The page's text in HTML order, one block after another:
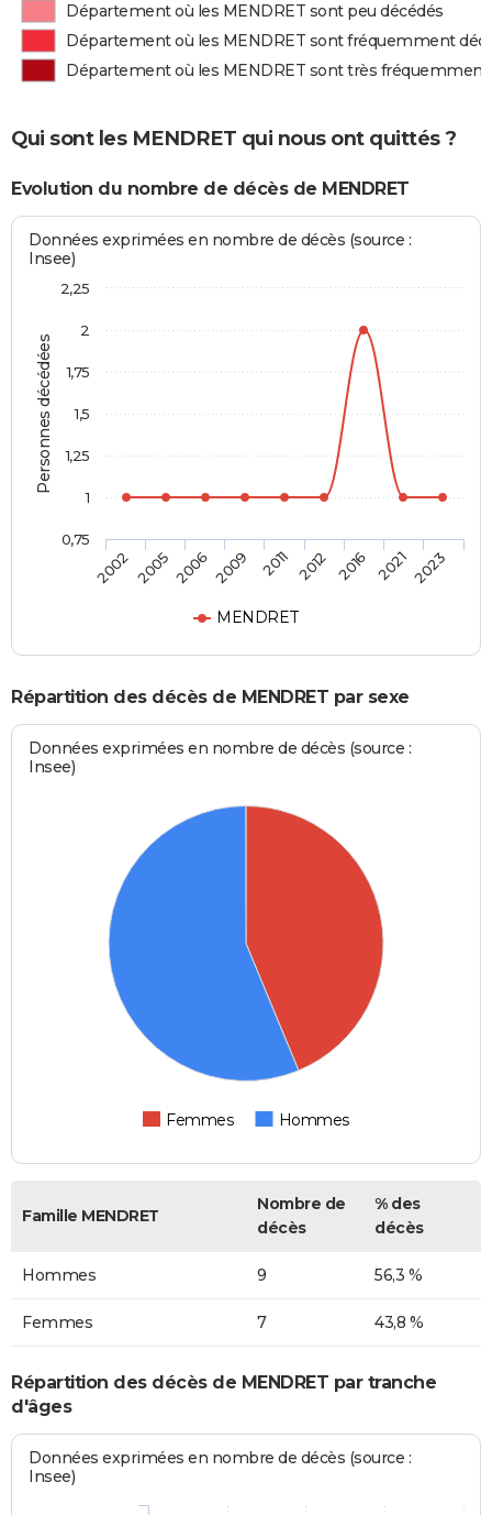
Département où les MENDRET sont peu décédés
Département où les MENDRET sont fréquemment
Département où les MENDRET sont très fréquemment
Qui sont les MENDRET qui nous ont quittés ?
Evolution du nombre de décès de MENDRET
Personnes décédées
Données exprimées en nombre de décès (source :
Insee)
MENDRET
2002 200520062009 2011 2012 2016 20212023
0,75
1
1,25
1,5
1,75
2
2,25
Répartition des décès de MENDRET par sexe
Données exprimées en nombre de décès (source :
Insee)
Femmes Hommes
Famille MENDRET
Nombre de
décès
% des
décès
Hommes 9 56,3 %
Femmes 7 43,8 %
Répartition des décès de MENDRET par tranche
d'âges
Données exprimées en nombre de décès (source :
Insee)